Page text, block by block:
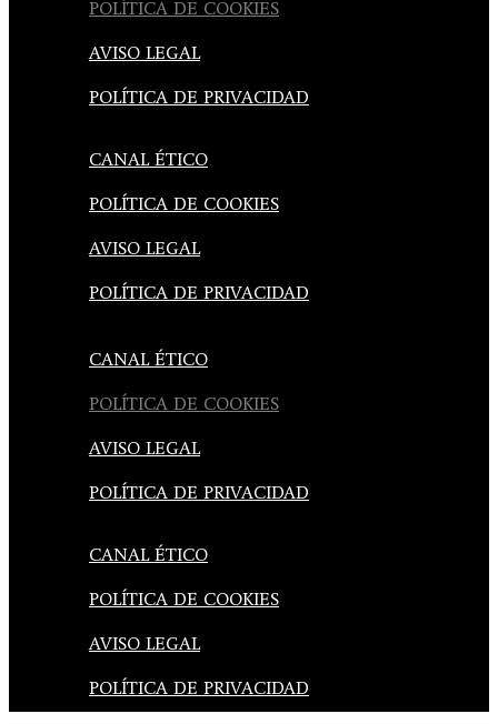
POLÍTICA DE COOKIES
AVISO LEGAL
POLÍTICA DE PRIVACIDAD
CANAL ÉTICO
POLÍTICA DE COOKIES
AVISO LEGAL
POLÍTICA DE PRIVACIDAD
CANAL ÉTICO
POLÍTICA DE COOKIES
AVISO LEGAL
POLÍTICA DE PRIVACIDAD
CANAL ÉTICO
POLÍTICA DE COOKIES
AVISO LEGAL
POLÍTICA DE PRIVACIDAD